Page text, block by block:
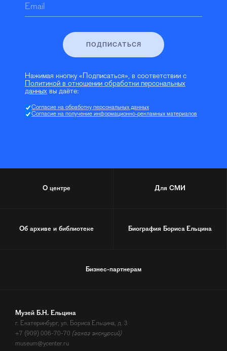
Email
ПОДПИСАТЬСЯ
Нажимая кнопку «Подписаться», в соответствии с
Политикой в отношении обработки персональных
данных вы даёте:
Согласие на обработку персональных данных
Согласие на получение информационно-рекламных материалов
О центре Для СМИ
Об архиве и библиотеке Биография Бориса Ельцина
Бизнес-партнерам
Музей Б.Н. Ельцина
г. Екатеринбург, ул. Бориса Ельцина, д. 3
+7 (909) 006-70-70 (заказ экскурсий)
museum@ycenter.ru